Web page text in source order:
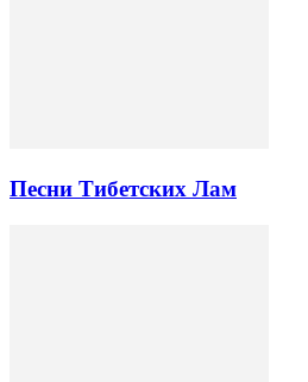
Песни Тибетских Лам